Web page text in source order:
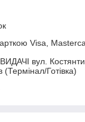
Visa,
вул.
Готівка)